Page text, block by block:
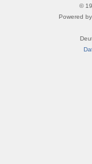
©
Powered by